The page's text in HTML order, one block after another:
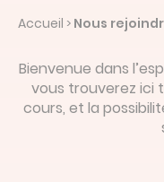
Devis en ligne
Linked’in
Accueil > Nous
Bienvenue dans
vous trouverez ici
cours, et la